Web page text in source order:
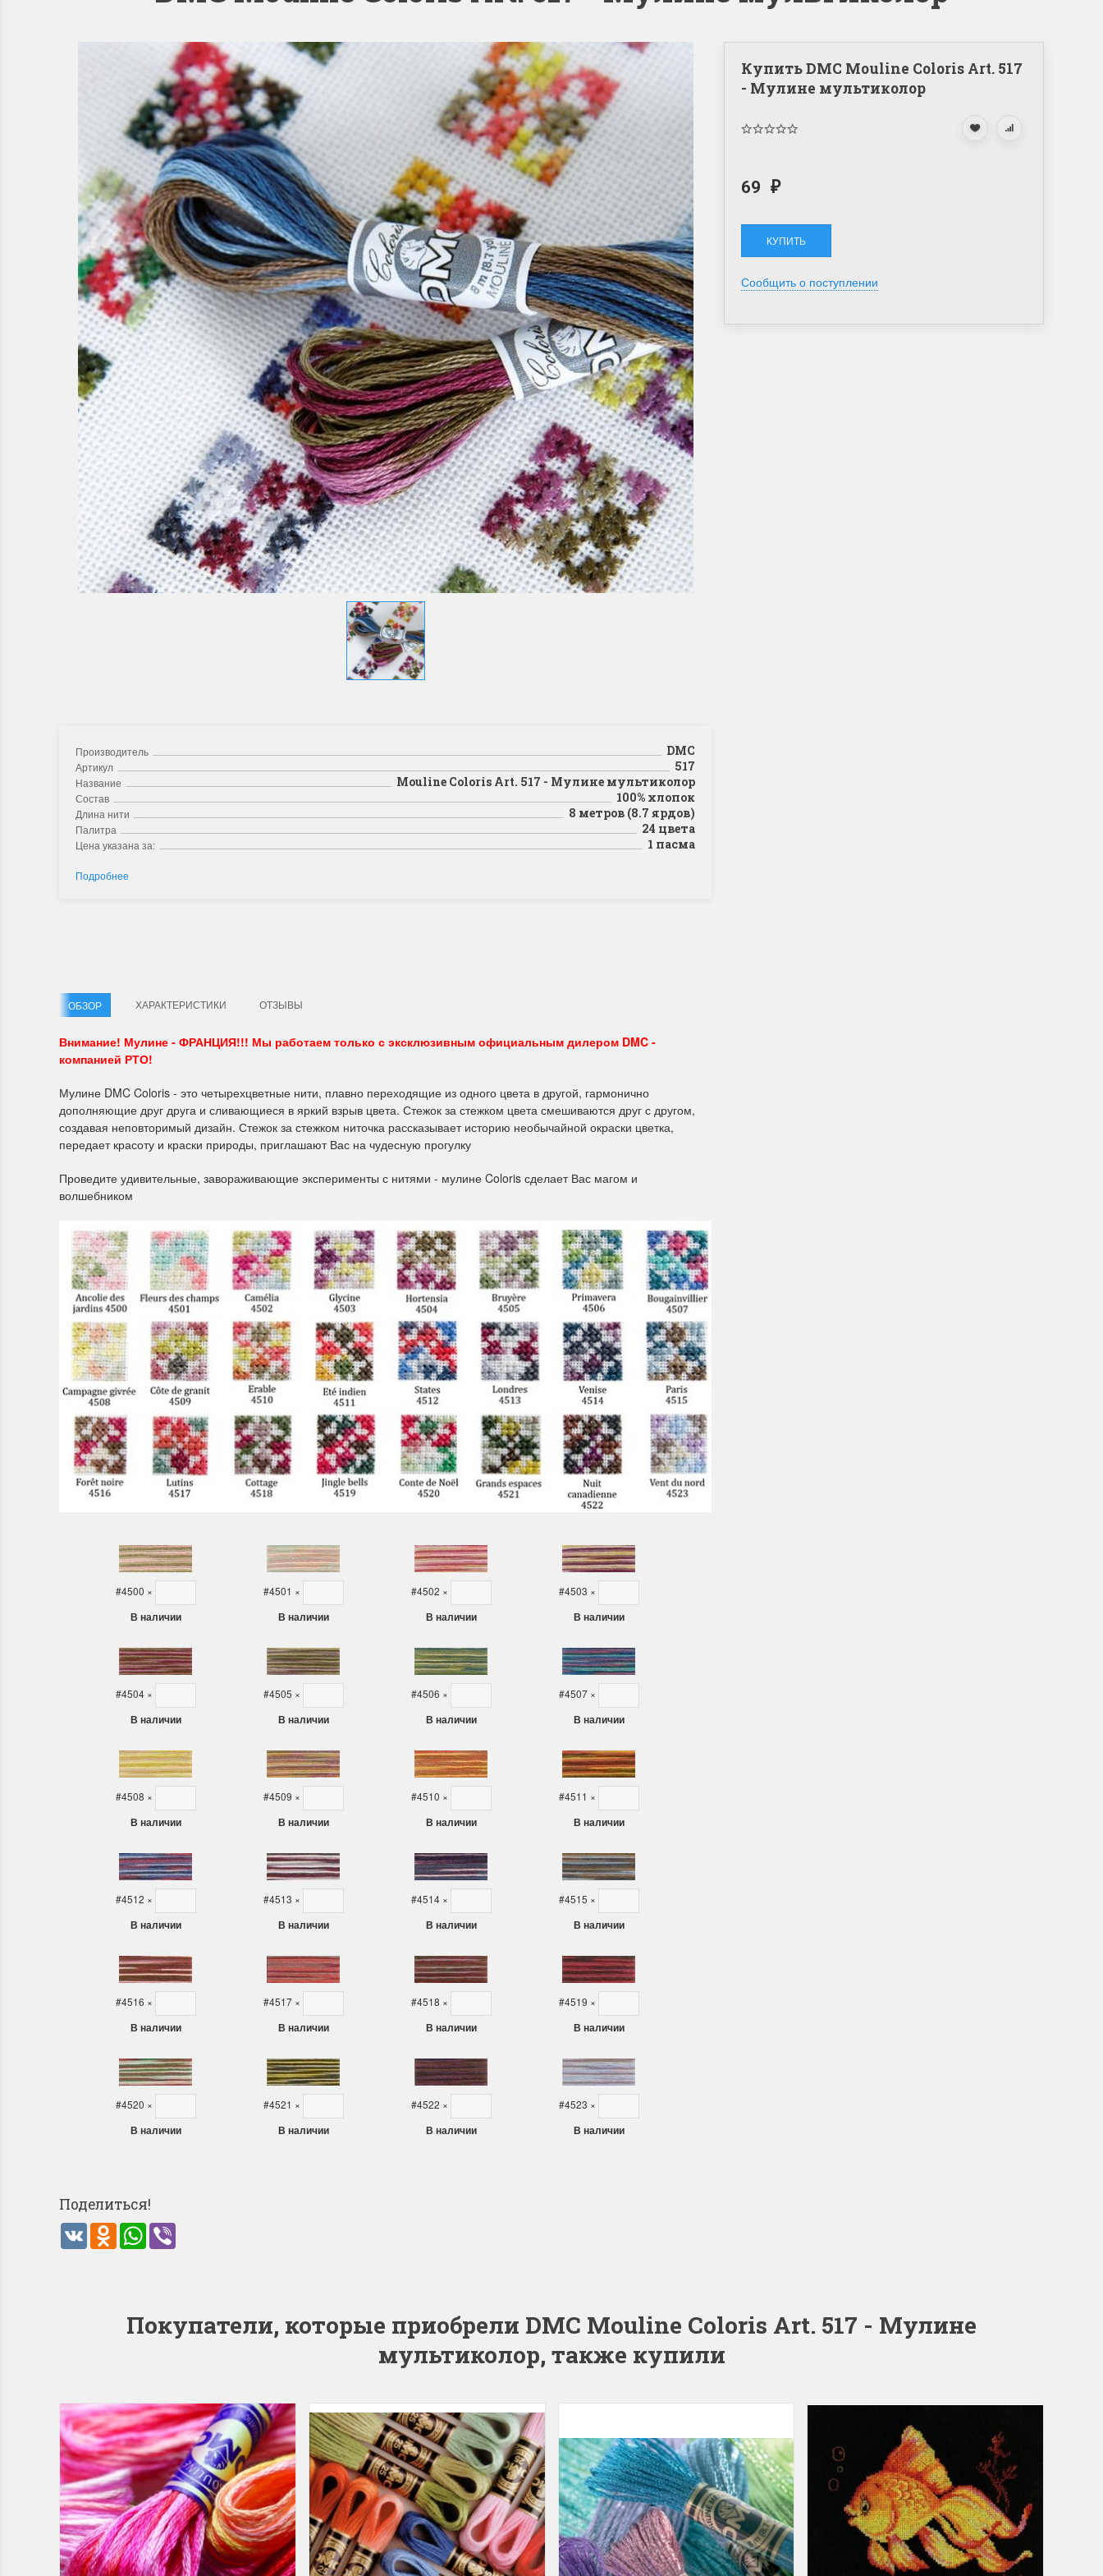
Летние Скидки
!! СКИДКА 20% ‼️ с 1 до 3 июня в честь
первого летнего дня Чудетство...
ПОДРОБНЕЕ
Анастасия Туманова
1 июня 2024 11:29
Раритеты Дим. New!
На сайте пополнение наборов Dimensions
ПОДРОБНЕЕ
Анастасия Туманова
22 мая 2024 13:01
На склад приехали новинки от всеми
ПОДРОБНЕЕ
Анастасия Туманова
14 мая 2024 11:58
Dimensions 35231 Willow
Swan (Ива-лебедь)
Отличный набор, канва, нитки и схема, всё
в отличном состоянии.
1 апреля 2026 14:55
Dimensions 13648USA
Polar Bear and Cubs
(Белый медведь с
Красивый набор
Очень красивый и раритетный сюжет,
комплектация хорошая.
1 апреля 2026 14:55
Permin 92-1410 Цыплята
на ферме
Производитель DMC
Артикул 517
Название Mouline Coloris Art. 517 - Мулине мультиколор
Состав 100% хлопок
Длина нити 8 метров (8.7 ярдов)
Палитра 24 цвета
Цена указана за: 1 пасма
Подробнее
ОБЗОР ХАРАКТЕРИСТИКИ ОТЗЫВЫ
Внимание! Мулине - ФРАНЦИЯ!!! Мы работаем только с эксклюзивным официальным дилером DMC -
компанией РТО!
Мулине DMC Coloris - это четырехцветные нити, плавно переходящие из одного цвета в другой, гармонично
дополняющие друг друга и сливающиеся в яркий взрыв цвета. Стежок за стежком цвета смешиваются друг с другом,
создавая неповторимый дизайн. Стежок за стежком ниточка рассказывает историю необычайной окраски цветка,
передает красоту и краски природы, приглашают Вас на чудесную прогулку
Проведите удивительные, завораживающие эксперименты с нитями - мулине Coloris сделает Вас магом и
волшебником
#4500 ×
В наличии
#4501 ×
В наличии
#4502 ×
В наличии
#4503 ×
В наличии
#4504 ×
В наличии
#4505 ×
В наличии
#4506 ×
В наличии
#4507 ×
В наличии
#4508 ×
В наличии
#4509 ×
В наличии
#4510 ×
В наличии
#4511 ×
В наличии
#4512 ×
В наличии
#4513 ×
В наличии
#4514 ×
В наличии
#4515 ×
В наличии
#4516 ×
В наличии
#4517 ×
В наличии
#4518 ×
В наличии
#4519 ×
В наличии
#4520 ×
В наличии
#4521 ×
В наличии
#4522 ×
В наличии
#4523 ×
В наличии
Поделиться!
VK Odnoklassniki
WhatsApp
Купить DMC Mouline Coloris Art. 517
- Мулине мультиколор
69 ₽
Сообщить о поступлении
Покупатели, которые приобрели DMC Mouline Coloris Art. 517 - Мулине
мультиколор, также купили